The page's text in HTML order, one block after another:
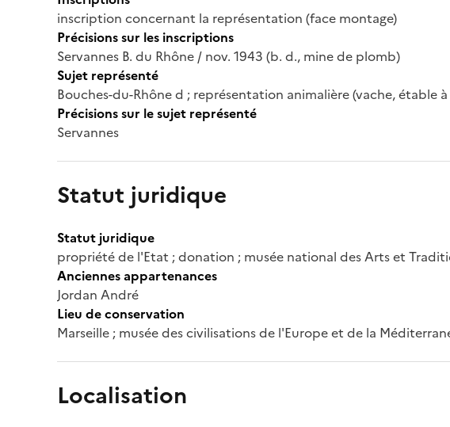
inscription concernant la représentation (face montage)
Précisions sur les inscriptions
Servannes B. du Rhône / nov. 1943 (b. d., mine de plomb)
Sujet représenté
Bouches-du-Rhône d ; représentation animalière (vache, étable
Précisions sur le sujet représenté
Servannes
Statut juridique
Statut juridique
propriété de l'Etat ; donation ; musée national des Arts et
Anciennes appartenances
Jordan André
Lieu de conservation
Marseille ; musée des civilisations de l'Europe et de la
Localisation